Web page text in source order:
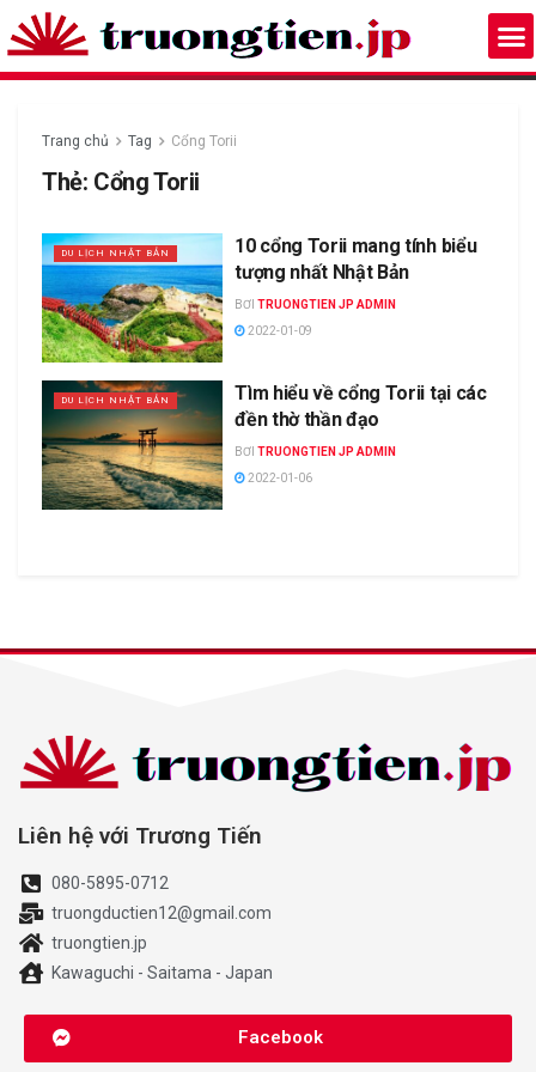
Trang chủ Tag Cổng Torii
Thẻ: Cổng Torii
DU LỊCH NHẬT BẢN
10 cổng Torii mang tính biểu
tượng nhất Nhật Bản
BƠI TRUONGTIEN JP ADMIN
2022-01-09
DU LỊCH NHẬT BẢN
Tìm hiểu về cổng Torii tại các
đền thờ thần đạo
BƠI TRUONGTIEN JP ADMIN
2022-01-06
Liên hệ với Trương Tiến
080-5895-0712
truongductien12@gmail.com
truongtien.jp
Kawaguchi - Saitama - Japan
Facebook